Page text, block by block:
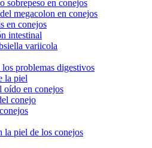
sobrepeso en conejos
megacolon en conejos
en conejos
intestinal
variicola
problemas digestivos
la piel
oído en conejos
conejo
la piel de los conejos